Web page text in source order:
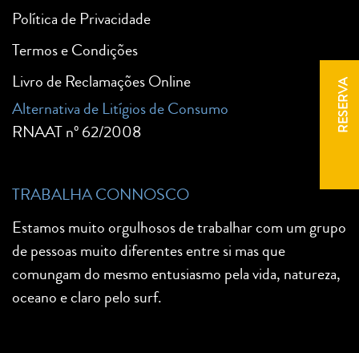
RESERVA
Política de Privacidade
Termos e Condições
Livro de Reclamações Online
Alternativa de Litígios de Consumo
RNAAT nº 62/2008
TRABALHA CONNOSCO
Estamos muito orgulhosos de trabalhar com um grupo
de pessoas muito diferentes entre si mas que
comungam do mesmo entusiasmo pela vida, natureza,
oceano e claro pelo surf.